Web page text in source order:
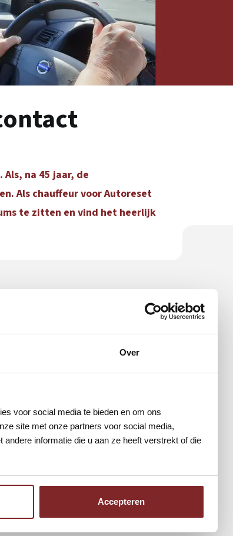
Over
voor social media te bieden en om ons
site met onze partners voor social media,
informatie die u aan ze heeft verstrekt of die
Accepteren
na 45 jaar, de
Als chauffeur voor Autoreset
te zitten en vind het heerlijk
Op zijn 22e begint hij als
de start van een veelzijdige
en Bijzonder Optreden, werkt als
600 aanpak, gericht op jonge
politie. Veel kansen gekregen en
moest ik dat echt verwerken.
Dan komt Gerard een oud-
een nieuwe invulling van mijn